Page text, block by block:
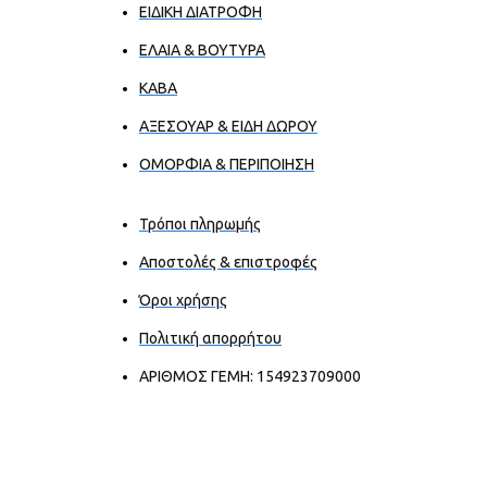
ΕΙΔΙΚΗ ΔΙΑΤΡΟΦΗ
ΕΛΑΙΑ & ΒΟΥΤΥΡΑ
ΚΑΒΑ
ΑΞΕΣΟΥΑΡ & ΕΙΔΗ ΔΩΡΟΥ
ΟΜΟΡΦΙΑ & ΠΕΡΙΠΟΙΗΣΗ
Τρόποι πληρωμής
Αποστολές & επιστροφές
Όροι χρήσης
Πολιτική απορρήτου
ΑΡΙΘΜΟΣ ΓΕΜΗ: 154923709000